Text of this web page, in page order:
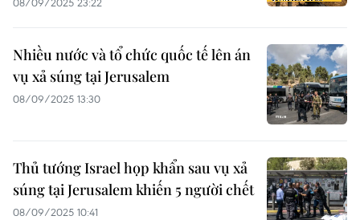
Nhiều nước và tổ chức quốc tế lên án
vụ xả súng tại Jerusalem
08/09/2025 13:30
Thủ tướng Israel họp khẩn sau vụ xả
súng tại Jerusalem khiến 5 người chết
08/09/2025 10:41